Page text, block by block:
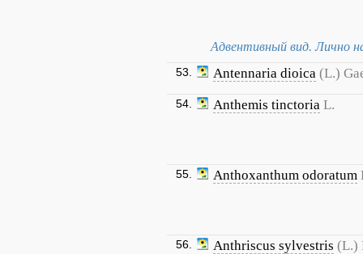
Адвентивный вид. Лично
53. Antennaria dioica (L.)
54. Anthemis tinctoria L.
55. Anthoxanthum odoratum
56. Anthriscus sylvestris (L.)